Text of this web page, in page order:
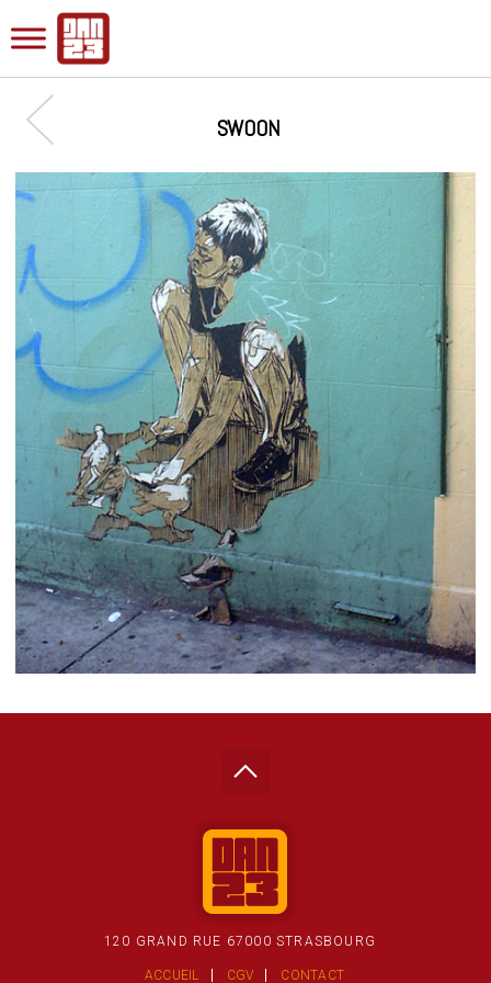
SWOON
120 GRAND RUE 67000 STRASBOURG
ACCUEIL CGV CONTACT